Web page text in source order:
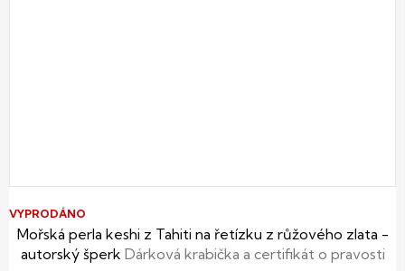
Mořská perla keshi z Tahiti na řetízku z růžového zlata -
autorský šperk Dárková krabička a certifikát o pravosti
VYPRODÁNO